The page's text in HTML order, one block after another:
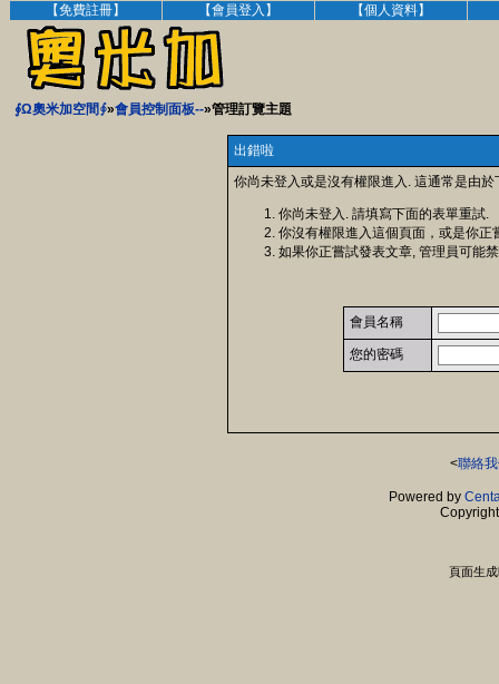
【免費註冊】 【會員登入】 【個人資料】
∮Ω奧米加空間∮»會員控制面板--»管理訂覽主題
出錯啦
你尚未登入或是沒有權限進入. 這通常是由於
你尚未登入. 請填寫下面的表單重試.
你沒有權限進入這個頁面，或是你
如果你正嘗試發表文章, 管理員可能
會員名稱
您的密碼
<聯絡
Powered by
頁面生